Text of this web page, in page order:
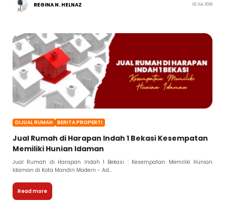
REGINA N. HELNAZ 02 Juli 2026
DIJUAL RUMAH BERITA PROPERTI
Jual Rumah di Harapan Indah 1 Bekasi Kesempatan
Memiliki Hunian Idaman
Jual Rumah di Harapan Indah 1 Bekasi : Kesempatan Memiliki Hunian
Idaman di Kota Mandiri Modern - Ad...
Read more